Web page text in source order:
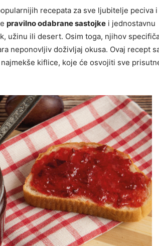
recepata za sve ljubitelje peciva i
pravilno odabrane sastojke i jednostavnu
užinu ili desert. Osim toga, njihov
neponovljiv doživljaj okusa. Ovaj recept
kiflice, koje će osvojiti sve